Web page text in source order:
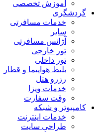
آموزش تخصصی
گردشگری
خدمات مسافرتی
سایر
آژانس مسافرتی
تور خارجی
تور داخلی
بلیط هواپیما و قطار
رزرو هتل
خدمات ویزا
وقت سفارت
کامپیوتر و شبکه
خدمات اینترنت
طراحی سایت